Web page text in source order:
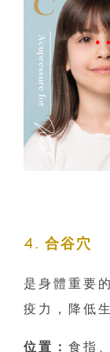
4. 合谷穴
是身體重要
疫力，降低
位置： 食指